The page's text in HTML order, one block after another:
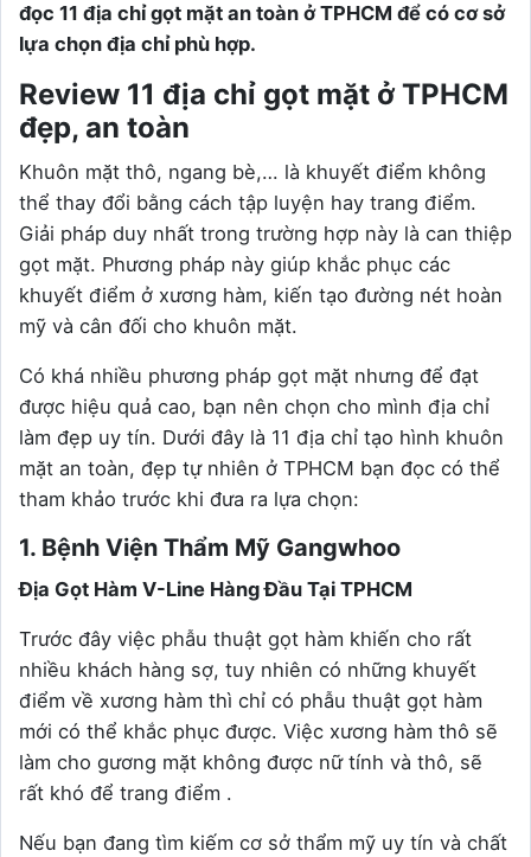
đọc 11 địa chỉ gọt mặt an toàn ở TPHCM để có cơ sở
lựa chọn địa chỉ phù hợp.
Review 11 địa chỉ gọt mặt ở TPHCM
đẹp, an toàn
Khuôn mặt thô, ngang bè,… là khuyết điểm không
thể thay đổi bằng cách tập luyện hay trang điểm.
Giải pháp duy nhất trong trường hợp này là can thiệp
gọt mặt. Phương pháp này giúp khắc phục các
khuyết điểm ở xương hàm, kiến tạo đường nét hoàn
mỹ và cân đối cho khuôn mặt.
Có khá nhiều phương pháp gọt mặt nhưng để đạt
được hiệu quả cao, bạn nên chọn cho mình địa chỉ
làm đẹp uy tín. Dưới đây là 11 địa chỉ tạo hình khuôn
mặt an toàn, đẹp tự nhiên ở TPHCM bạn đọc có thể
tham khảo trước khi đưa ra lựa chọn:
1. Bệnh Viện Thẩm Mỹ Gangwhoo
Địa Gọt Hàm V-Line Hàng Đầu Tại TPHCM
Trước đây việc phẫu thuật gọt hàm khiến cho rất
nhiều khách hàng sợ, tuy nhiên có những khuyết
điểm về xương hàm thì chỉ có phẫu thuật gọt hàm
mới có thể khắc phục được. Việc xương hàm thô sẽ
làm cho gương mặt không được nữ tính và thô, sẽ
rất khó để trang điểm .
Nếu bạn đang tìm kiếm cơ sở thẩm mỹ uy tín và chất